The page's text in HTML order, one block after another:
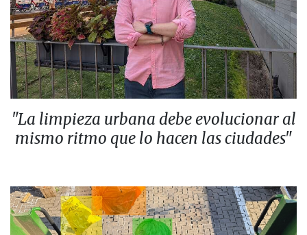
"La limpieza urbana debe evolucionar al
mismo ritmo que lo hacen las ciudades"